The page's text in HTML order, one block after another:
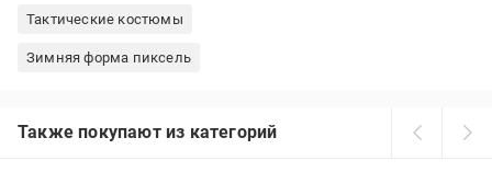
Тактические костюмы
Зимняя форма пиксель
Также покупают из категорий